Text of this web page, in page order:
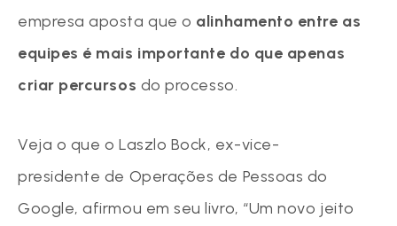
empresa aposta que o alinhamento entre as
equipes é mais importante do que apenas
criar percursos do processo.
Veja o que oLaszlo Bock, ex-vice-
presidente de Operações de Pessoas do
Google, afirmou em seu livro, “Um novo jeito